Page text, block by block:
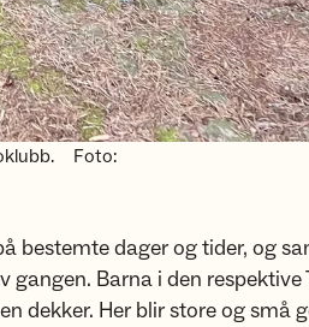
Foto:
bestemte dager og tider, og
gangen. Barna i den
dekker. Her blir store og små